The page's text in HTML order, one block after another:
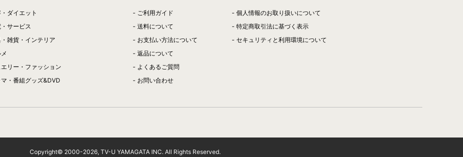
ダイエット
サービス
雑貨・インテリア
エリー・ファッション
マ・番組グッズ&DVD
ご利用ガイド
送料について
お支払い方法について
返品について
よくあるご質問
お問い合わせ
個人情報のお取り扱いについて
特定商取引法に基づく表示
セキュリティと利用環境について
Copyright© 2000-2026, TV-U YAMAGATA INC. All Rights Reserved.